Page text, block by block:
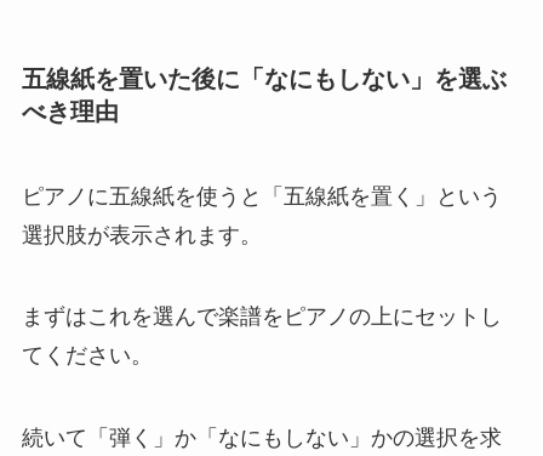
五線紙を置いた後に「なにもしない」を選ぶ
べき理由
ピアノに五線紙を使うと「五線紙を置く」という
選択肢が表示されます。
まずはこれを選んで楽譜をピアノの上にセットし
てください。
続いて「弾く」か「なにもしない」かの選択を求